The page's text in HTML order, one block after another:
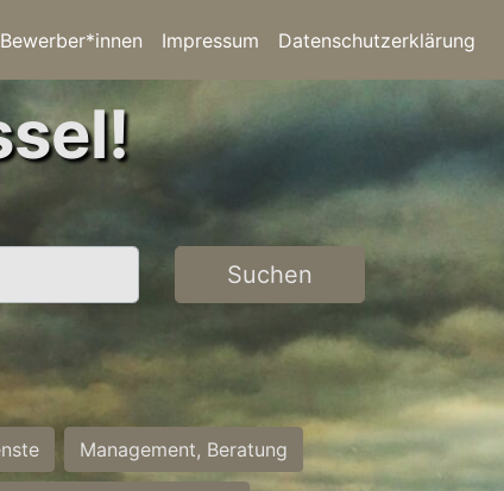
Impressum Datenschutzerklärung
Suchen
Management, Beratung